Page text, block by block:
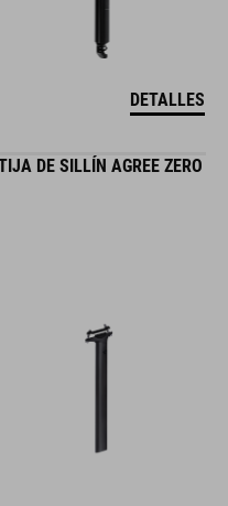
DETALLES
DE SILLÍN AGREE ZERO